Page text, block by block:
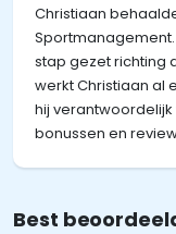
Christiaan
stap gezet richting
werkt Christiaan al
hij
bonussen en
Best